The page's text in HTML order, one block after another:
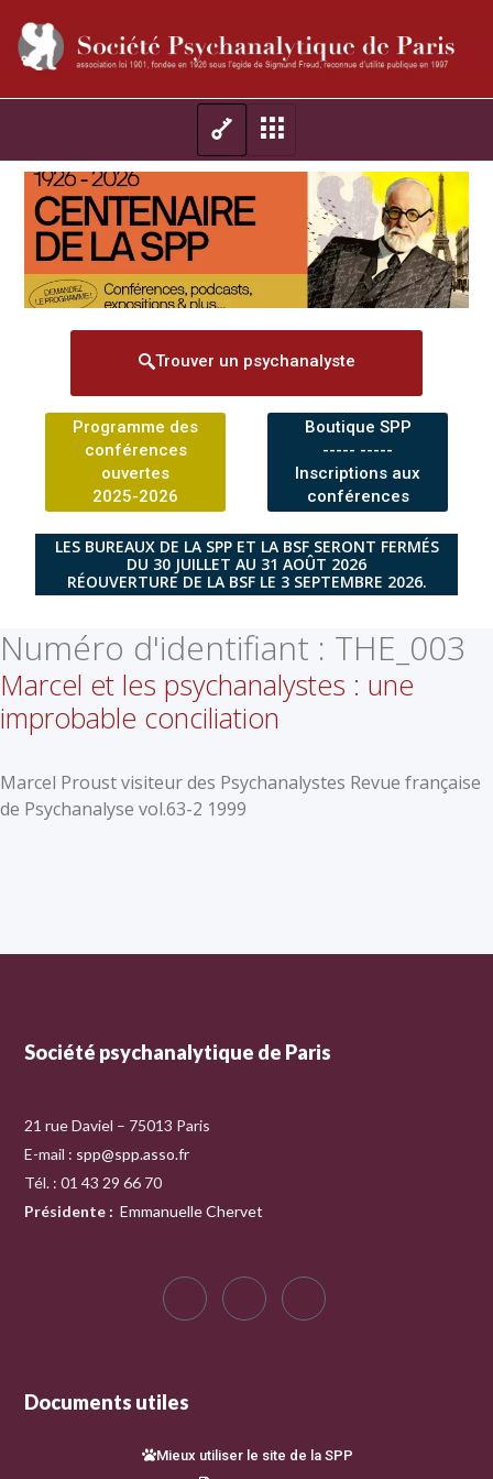
Trouver un psychanalyste
Programme des
conférences
ouvertes
2025-2026
Boutique SPP
----- -----
Inscriptions aux
conférences
LES BUREAUX DE LA SPP ET LA BSF SERONT FERMÉS
DU 30 JUILLET AU 31 AOÛT 2026
RÉOUVERTURE DE LA BSF LE 3 SEPTEMBRE 2026.
Numéro d'identifiant : THE_003
Marcel et les psychanalystes : une
improbable conciliation
Marcel Proust visiteur des Psychanalystes Revue française
de Psychanalyse vol.63-2 1999
Société psychanalytique de Paris
21 rue Daviel – 75013 Paris
E-mail : spp@spp.asso.fr
Tél. : 01 43 29 66 70
Présidente : Emmanuelle Chervet
Documents utiles
Mieux utiliser le site de la SPP